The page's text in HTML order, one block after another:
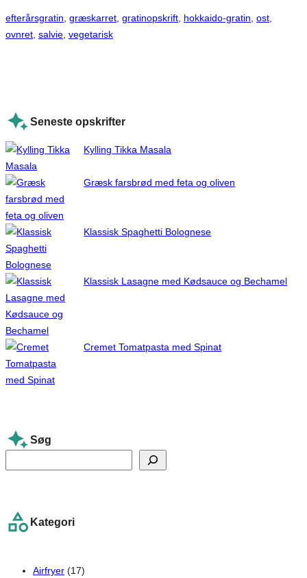
efterårsgratin græskarret gratinopskrift hokkaido-gratin ost
ovnret salvie vegetarisk
Seneste opskrifter
Kylling Tikka Masala
Græsk farsbrød med feta og oliven
Klassisk Spaghetti Bolognese
Klassisk Lasagne med Kødsauce og Bechamel
Cremet Tomatpasta med Spinat
Søg
e
c
Kategori
Airfryer (17)